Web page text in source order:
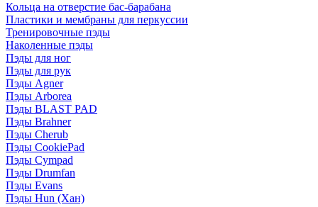
Кольца на отверстие бас-барабана
Пластики и мембраны для перкуссии
Тренировочные пэды
Наколенные пэды
Пэды для ног
Пэды для рук
Пэды Agner
Пэды Arborea
Пэды BLAST PAD
Пэды Brahner
Пэды Cherub
Пэды CookiePad
Пэды Cympad
Пэды Drumfan
Пэды Evans
Пэды Hun (Хан)